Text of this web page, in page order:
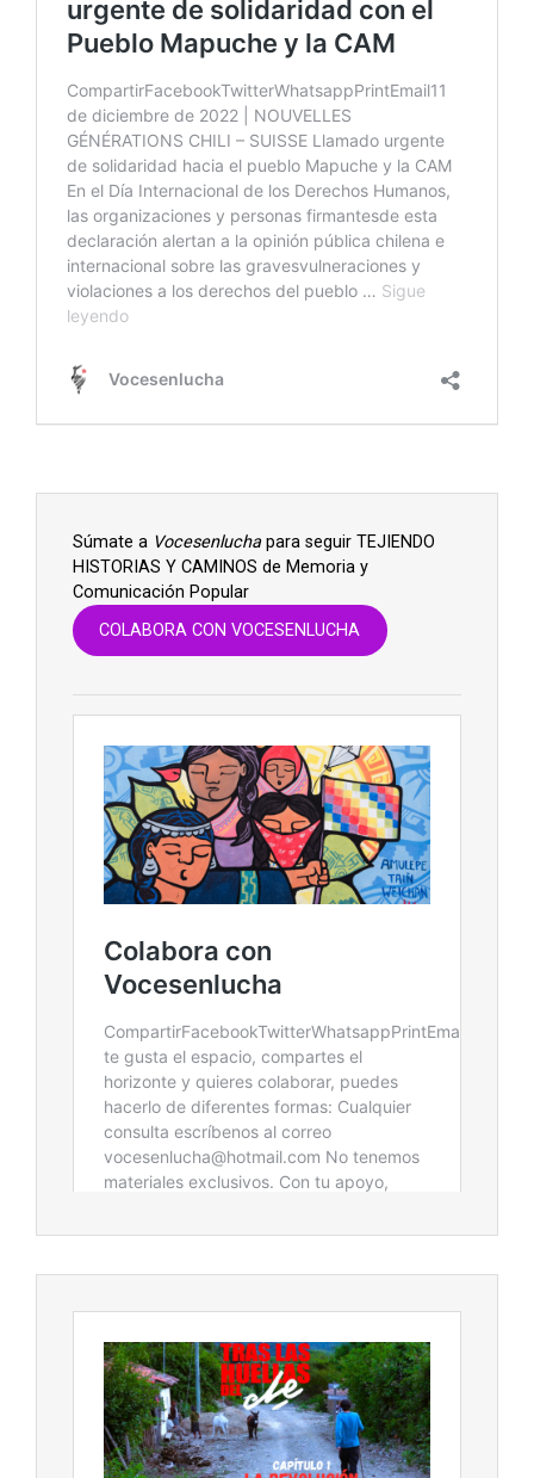
Súmate a Vocesenluchapara seguir TEJIENDO
HISTORIAS Y CAMINOS de Memoria y
Comunicación Popular
COLABORA CON VOCESENLUCHA